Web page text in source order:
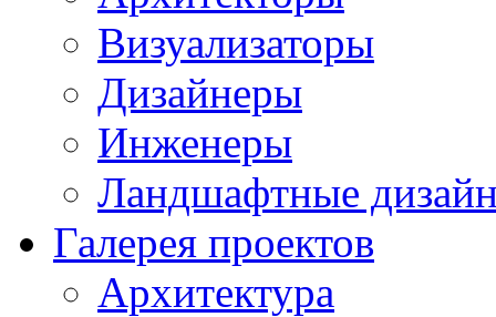
Визуализаторы
Дизайнеры
Инженеры
Ландшафтные
Галерея проектов
Архитектура